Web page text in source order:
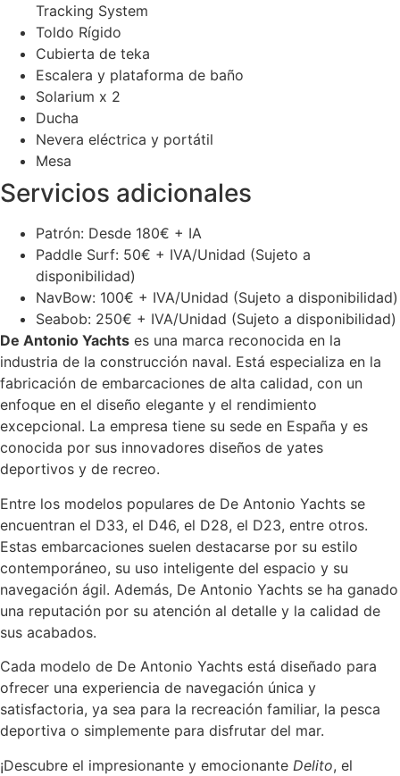
Tracking System
Toldo Rígido
Cubierta de teka
Escalera y plataforma de baño
Solarium x 2
Ducha
Nevera eléctrica y portátil
Mesa
Servicios adicionales
Patrón: Desde 180€ + IA
Paddle Surf: 50€ + IVA/Unidad (Sujeto a
disponibilidad)
NavBow: 100€ + IVA/Unidad (Sujeto a disponibilidad)
Seabob: 250€ + IVA/Unidad (Sujeto a disponibilidad)
De Antonio Yachts es una marca reconocida en la
industria de la construcción naval. Está especializa en la
fabricación de embarcaciones de alta calidad, con un
enfoque en el diseño elegante y el rendimiento
excepcional. La empresa tiene su sede en España y es
conocida por sus innovadores diseños de yates
deportivos y de recreo.
Entre los modelos populares de De Antonio Yachts se
encuentran el D33, el D46, el D28, el D23, entre otros.
Estas embarcaciones suelen destacarse por su estilo
contemporáneo, su uso inteligente del espacio y su
navegación ágil. Además, De Antonio Yachts se ha ganado
una reputación por su atención al detalle y la calidad de
sus acabados.
Cada modelo de De Antonio Yachts está diseñado para
ofrecer una experiencia de navegación única y
satisfactoria, ya sea para la recreación familiar, la pesca
deportiva o simplemente para disfrutar del mar.
¡Descubre el impresionante y emocionante Delito, el